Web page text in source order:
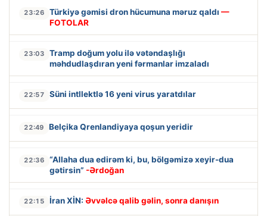
23:26 Türkiyə gəmisi dron hücumuna məruz qaldı —
FOTOLAR
23:03
Tramp doğum yolu ilə vətəndaşlığı
məhdudlaşdıran yeni fərmanlar imzaladı
22:57 Süni intllektlə 16 yeni virus yaratdılar
22:49 Belçika Qrenlandiyaya qoşun yeridir
22:36
“Allaha dua edirəm ki, bu, bölgəmizə xeyir-dua
gətirsin” -Ərdoğan
22:15 İran XİN: Əvvəlcə qalib gəlin, sonra danışın